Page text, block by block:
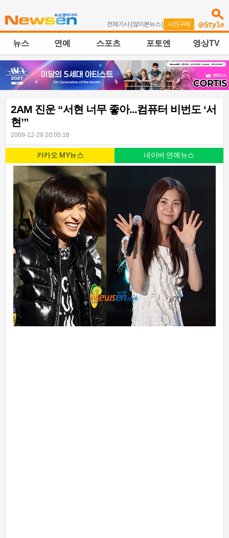
전체기사| 많이본뉴스 | 사진구매
뉴스 연예 스포츠 포토엔 영상TV
2AM 진운 “서현 너무 좋아...컴퓨터 비번도 ‘서
현’”
2009-12-29 20:05:18
카카오 MY뉴스 네이버 연예뉴스